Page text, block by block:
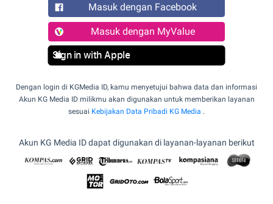
Masuk dengan Facebook
Masuk dengan MyValue
Sign in with Apple
Dengan login di KGMedia ID, kamu menyetujui bahwa data dan informasi
Akun KG Media ID milikmu akan digunakan untuk memberikan layanan
sesuai Kebijakan Data Pribadi KG Media .
Akun KG Media ID dapat digunakan di layanan-layanan berikut